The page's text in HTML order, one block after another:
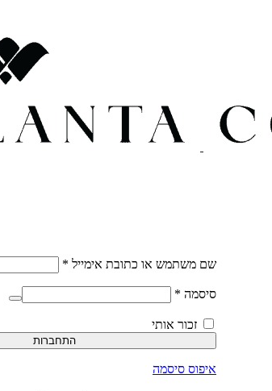
שם משתמש או כתובת אימייל *
סיסמה *
זכור אותי
התחברות
איפוס סיסמה